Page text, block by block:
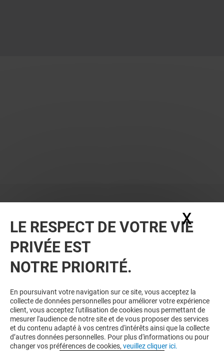
VOUS EN VOULEZ PLUS ? VOUS
AIMEREZ PEUT-ÊTRE
LE RESPECT DE VOTRE VIE
PRIVÉE EST
NOTRE PRIORITÉ.
En poursuivant votre navigation sur ce site, vous acceptez la
collecte de données personnelles pour améliorer votre expérience
client, vous acceptez l'utilisation de cookies nous permettant de
mesurer l'audience de notre site et de vous proposer des services
et du contenu adapté à vos centres d'intérêts ainsi que la collecte
d’autres données personnelles. Pour plus d'informations ou pour
changer vos préférences de cookies, veuillez cliquer ici.
X